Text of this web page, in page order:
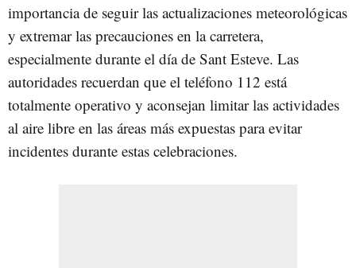
importancia de seguir las actualizaciones meteorológicas
y extremar las precauciones en la carretera,
especialmente durante el día de Sant Esteve. Las
autoridades recuerdan que el teléfono 112 está
totalmente operativo y aconsejan limitar las actividades
al aire libre en las áreas más expuestas para evitar
incidentes durante estas celebraciones.